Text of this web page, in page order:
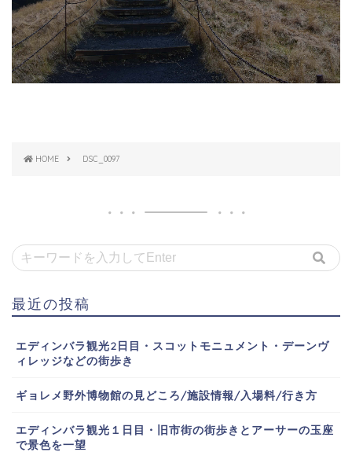
HOME DSC_0097
最近の投稿
エディンバラ観光2日目・スコットモニュメント・デーンヴ
ィレッジなどの街歩き
ギョレメ野外博物館の見どころ/施設情報/入場料/行き方
エディンバラ観光１日目・旧市街の街歩きとアーサーの玉座
で景色を一望